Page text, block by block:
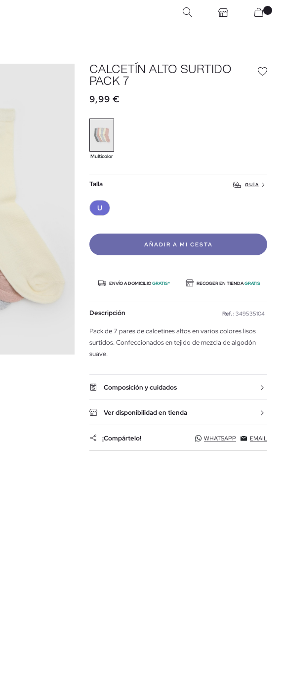
CALCETÍN ALTO SURTIDO
PACK 7
9,99 €
Multicolor
Talla GUÍA
U
AÑADIR A MI CESTA
ENVÍO A DOMICILIOGRATIS* RECOGER EN TIENDAGRATIS
Descripción Ref. : 349535104
Pack de 7 pares de calcetines altos en varios colores lisos
surtidos. Confeccionados en tejido de mezcla de algodón
suave.
Composición y cuidados
Ver disponibilidad en tienda
¡Compártelo! WHATSAPP EMAIL